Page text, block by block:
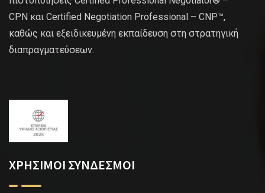
CPN και Certified Negotiation Professional – CNP™,
καθώς και εξειδικευμένη εκπαίδευση στη στρατηγική
διαπραγματεύσεων.
ΧΡΗΣΙΜΟΙ ΣΥΝΔΕΣΜΟΙ